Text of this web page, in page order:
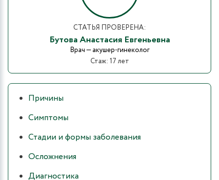
СТАТЬЯ ПРОВЕРЕНА:
Бутова Анастасия Евгеньевна
Врач — акушер-гинеколог
Стаж: 17 лет
Причины
Симптомы
Стадии и формы заболевания
Осложнения
Диагностика